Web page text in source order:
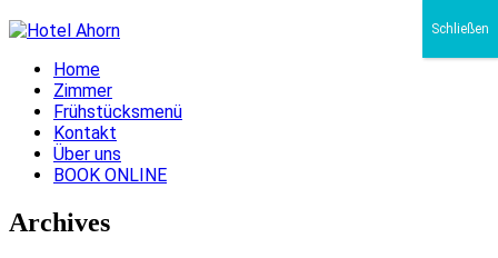
Home
Zimmer
Frühstücksmenü
Kontakt
Über uns
BOOK ONLINE
Archives
Schließen